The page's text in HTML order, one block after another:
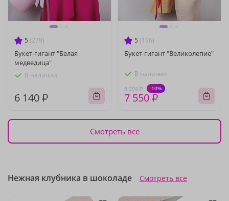
5 (279)
Букет-гигант "Белая
медведица"
В наличии
6 140 ₽
5 (196)
Букет-гигант "Великолепие"
В наличии
8 390 ₽ -10%
7 550 ₽
Смотреть все
Нежная клубника в шоколаде Смотреть все